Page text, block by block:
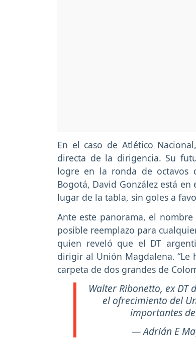
En el caso de Atlético
directa de la dirigencia. Su
logre en la ronda de octavos
Bogotá, David González está
lugar de la tabla, sin goles a
Ante este panorama, el
posible reemplazo para
quien reveló que el DT
dirigir al Unión Magdalena.
carpeta de dos grandes de
Walter Ribonetto, ex DT
el ofrecimiento del
importantes
— Adrián E